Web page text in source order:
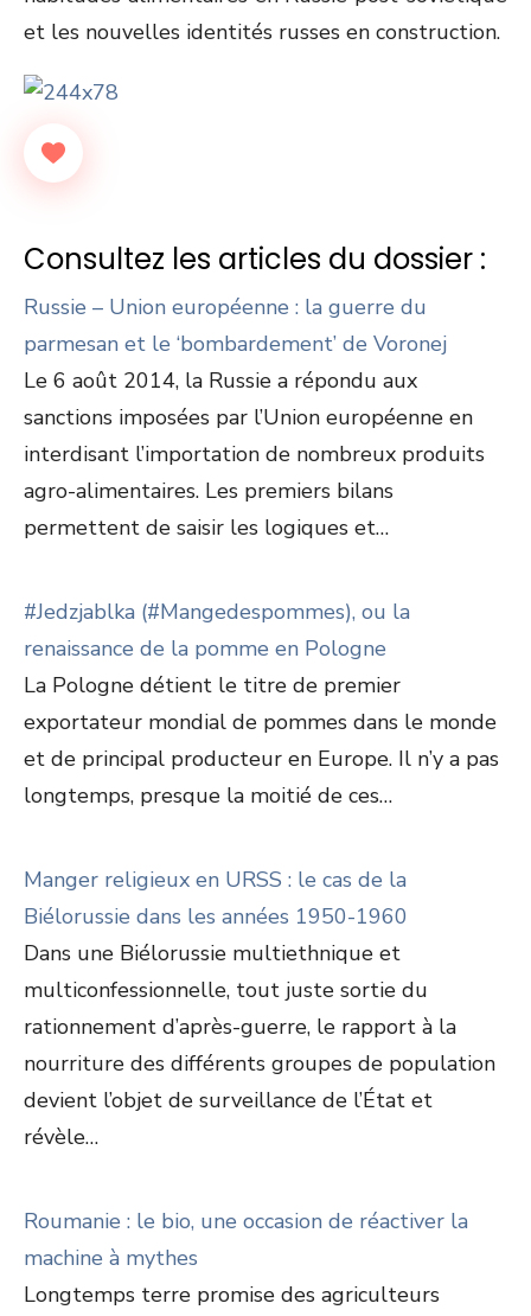
et les nouvelles identités russes en construction.
Consultez les articles du dossier :
Russie – Union européenne : la guerre du
parmesan et le ‘bombardement’ de Voronej
Le 6 août 2014, la Russie a répondu aux
sanctions imposées par l’Union européenne en
interdisant l’importation de nombreux produits
agro-alimentaires. Les premiers bilans
permettent de saisir les logiques et…
#Jedzjablka (#Mangedespommes), ou la
renaissance de la pomme en Pologne
La Pologne détient le titre de premier
exportateur mondial de pommes dans le monde
et de principal producteur en Europe. Il n’y a pas
longtemps, presque la moitié de ces…
Manger religieux en URSS : le cas de la
Biélorussie dans les années 1950-1960
Dans une Biélorussie multiethnique et
multiconfessionnelle, tout juste sortie du
rationnement d’après-guerre, le rapport à la
nourriture des différents groupes de population
devient l’objet de surveillance de l’État et
révèle…
Roumanie : le bio, une occasion de réactiver la
machine à mythes
Longtemps terre promise des agriculteurs